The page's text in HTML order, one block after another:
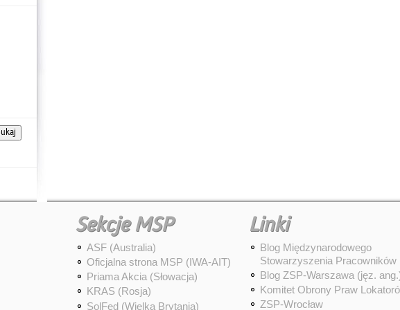
Sekcje MSP
ASF (Australia)
Oficjalna strona MSP (IWA-AIT)
Priama Akcia (Słowacja)
KRAS (Rosja)
SolFed (Wielka Brytania)
Linki
Blog Międzynarodowego
Stowarzyszenia Pracowników
Blog ZSP-Warszawa (jęz.
Komitet Obrony Praw
ZSP-Wrocław